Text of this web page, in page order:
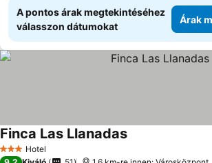
A pontos árak megtekintéséhez
válasszon dátumokat
Árak
3 Kategória
Hotel
Finca Las Llanadas